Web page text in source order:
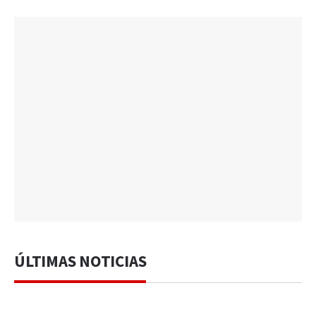
ÚLTIMAS NOTICIAS